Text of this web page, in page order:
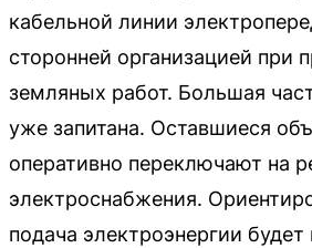
кабельной линии
сторонней организацией при
земляных работ. Большая
уже запитана. Оставшиеся
оперативно переключают на
электроснабжения.
подача электроэнергии будет